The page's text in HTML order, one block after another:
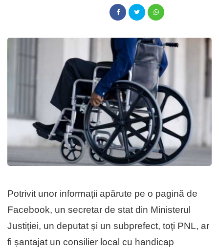
Potrivit unor informații apărute pe o pagină de
Facebook, un secretar de stat din Ministerul
Justiției, un deputat și un subprefect, toți PNL, ar
fi șantajat un consilier local cu handicap